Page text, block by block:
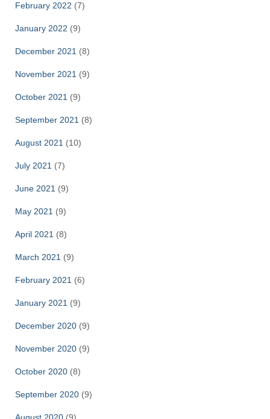
February 2022 (7)
January 2022 (9)
December 2021 (8)
November 2021 (9)
October 2021 (9)
September 2021 (8)
August 2021 (10)
July 2021 (7)
June 2021 (9)
May 2021 (9)
April 2021 (8)
March 2021 (9)
February 2021 (6)
January 2021 (9)
December 2020 (9)
November 2020 (9)
October 2020 (8)
September 2020 (9)